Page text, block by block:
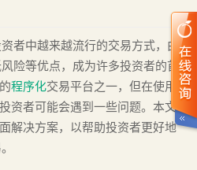
者中越来越流行的交易方式，由
险等优点，成为许多投资者的首
程序化交易平台之一，但在使用
资者可能会遇到一些问题。本文
解决方案，以帮助投资者更好地